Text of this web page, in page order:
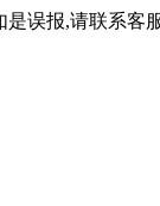
是误报,请联系客